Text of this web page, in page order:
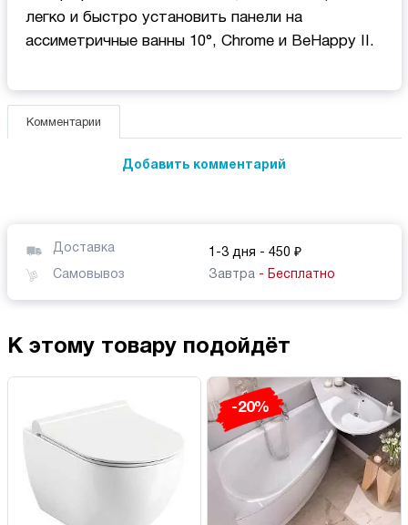
легко и быстро установить панели на
ассиметричные ванны 10°, Chrome и BeHappy II.
Комментарии
Добавить комментарий
Доставка 1-3 дня - 450 ₽
Самовывоз
Завтра - Бесплатно
К этому товару подойдёт
-20%